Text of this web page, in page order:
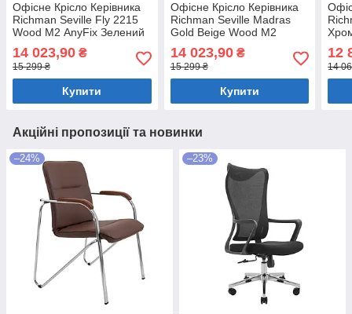
Офісне Крісло Керівника
Richman Seville Fly 2215
Wood М2 AnyFix Зелений
14 023,90 ₴
15 299 ₴
Купити
Офісне Крісло Керівника
Richman Seville Madras
Gold Beige Wood М2
AnyFix Бежевий
14 023,90₴
15 299 ₴
Купити
12
14
Акційні пропозиції та новинки
–24% –23%